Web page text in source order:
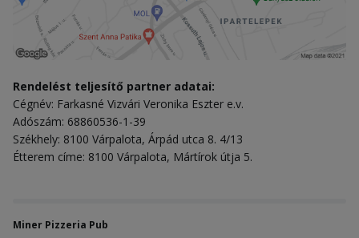
Rendelést teljesítő partner adatai:
Cégnév: Farkasné Vizvári Veronika Eszter e.v.
Adószám: 68860536-1-39
Székhely: 8100 Várpalota, Árpád utca 8. 4/13
Étterem címe: 8100 Várpalota, Mártírok útja 5.
Miner Pizzeria Pub